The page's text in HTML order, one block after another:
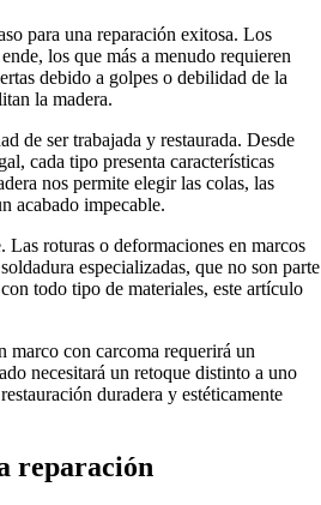
para una reparación exitosa. Los
los que más a menudo requieren
debido a golpes o debilidad de la
la madera.
de ser trabajada y restaurada. Desde
cada tipo presenta características
nos permite elegir las colas, las
acabado impecable.
roturas o deformaciones en marcos
especializadas, que no son parte
todo tipo de materiales, este artículo
marco con carcoma requerirá un
necesitará un retoque distinto a uno
duradera y estéticamente
reparación